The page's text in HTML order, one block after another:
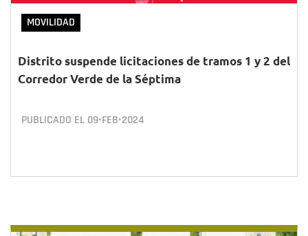
MOVILIDAD
Distrito suspende licitaciones de tramos 1 y 2 del
Corredor Verde de la Séptima
PUBLICADO EL 09•FEB•2024